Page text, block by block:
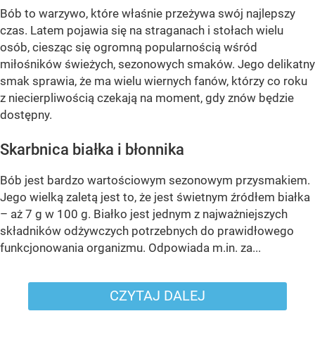
Bób to warzywo, które właśnie przeżywa swój najlepszy
czas. Latem pojawia się na straganach i stołach wielu
osób, ciesząc się ogromną popularnością wśród
miłośników świeżych, sezonowych smaków. Jego delikatny
smak sprawia, że ma wielu wiernych fanów, którzy co roku
z niecierpliwością czekają na moment, gdy znów będzie
dostępny.
Skarbnica białka i błonnika
Bób jest bardzo wartościowym sezonowym przysmakiem.
Jego wielką zaletą jest to, że jest świetnym źródłem białka
– aż 7 g w 100 g. Białko jest jednym z najważniejszych
składników odżywczych potrzebnych do prawidłowego
funkcjonowania organizmu. Odpowiada m.in. za...
CZYTAJ DALEJ